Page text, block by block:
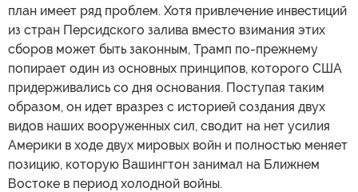
план имеет ряд проблем. Хотя привлечение инвестиций
из стран Персидского залива вместо взимания этих
сборов может быть законным, Трамп по-прежнему
попирает один из основных принципов, которого США
придерживались со дня основания. Поступая таким
образом, он идет вразрез с историей создания двух
видов наших вооруженных сил, сводит на нет усилия
Америки в ходе двух мировых войн и полностью меняет
позицию, которую Вашингтон занимал на Ближнем
Востоке в период холодной войны.